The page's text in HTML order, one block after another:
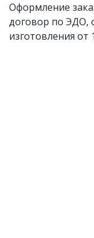
Оформление
договор по ЭДО,
изготовления от